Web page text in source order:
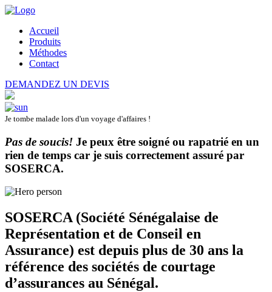
Accueil
Produits
Méthodes
Contact
DEMANDEZ UN DEVIS
Je tombe malade lors d'un voyage d'affaires !
Pas de soucis! Je peux être soigné ou rapatrié en un
rien de temps car je suis correctement assuré par
SOSERCA.
SOSERCA (Société Sénégalaise de
Représentation et de Conseil en
Assurance) est depuis plus de 30 ans la
référence des sociétés de courtage
d’assurances au Sénégal.